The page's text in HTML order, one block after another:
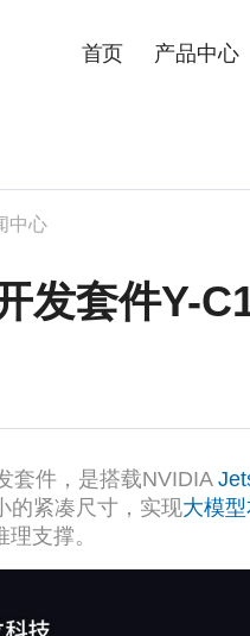
首页 产品中心
中心
发套件Y-
套件，是搭载NVIDIA
的紧凑尺寸，实现大模
支撑。